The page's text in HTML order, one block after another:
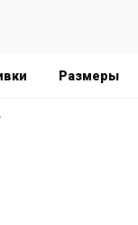
Размеры